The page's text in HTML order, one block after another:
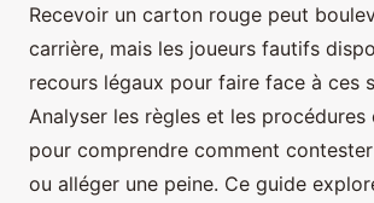
Recevoir un carton rouge peut
carrière, mais les joueurs fautifs
recours légaux pour faire face à ces
Analyser les règles et les procédures
pour comprendre comment
ou alléger une peine. Ce guide